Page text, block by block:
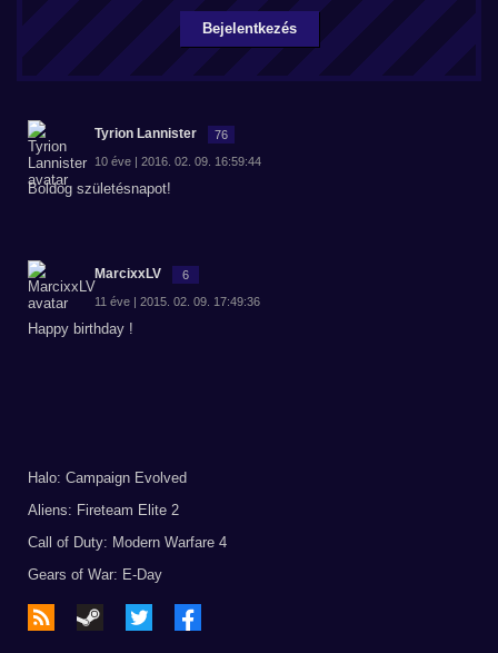
Bejelentkezés
Tyrion Lannister 76
10 éve | 2016. 02. 09. 16:59:44
Boldog születésnapot!
MarcixxLV 6
11 éve | 2015. 02. 09. 17:49:36
Happy birthday !
Halo: Campaign Evolved
Aliens: Fireteam Elite 2
Call of Duty: Modern Warfare 4
Gears of War: E-Day